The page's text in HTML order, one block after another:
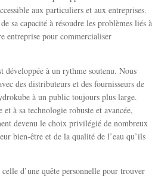
aux particuliers et aux entreprises.
sa capacité à résoudre les problèmes liés à
entreprise pour commercialiser
développée à un rythme soutenu. Nous
des distributeurs et des fournisseurs de
à un public toujours plus large.
à sa technologie robuste et avancée,
devenu le choix privilégié de nombreux
bien-être et de la qualité de l’eau qu’ils
d’une quête personnelle pour trouver